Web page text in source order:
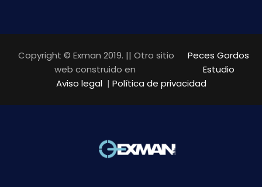
Copyright © Exman 2019. || Otro sitio
web construido en
Peces Gordos
Estudio
Aviso legal| Política de privacidad